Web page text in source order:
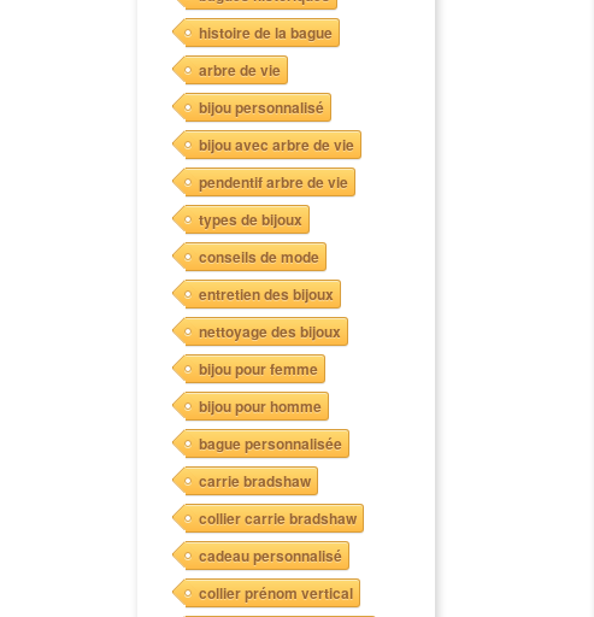
histoire de la bague
arbre de vie
bijou personnalisé
bijou avec arbre de vie
pendentif arbre de vie
types de bijoux
conseils de mode
entretien des bijoux
nettoyage des bijoux
bijou pour femme
bijou pour homme
bague personnalisée
carrie bradshaw
collier carrie bradshaw
cadeau personnalisé
collier prénom vertical